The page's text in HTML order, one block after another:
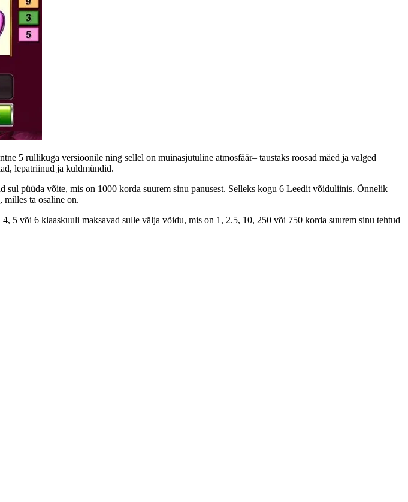
5 rullikuga versioonile ning sellel on muinasjutuline atmosfäär– taustaks roosad mäed ja valged
lepatriinud ja kuldmündid.
püüda võite, mis on 1000 korda suurem sinu panusest. Selleks kogu 6 Leedit võiduliinis. Õnnelik
ta osaline on.
5 või 6 klaaskuuli maksavad sulle välja võidu, mis on 1, 2.5, 10, 250 või 750 korda suurem sinu tehtud